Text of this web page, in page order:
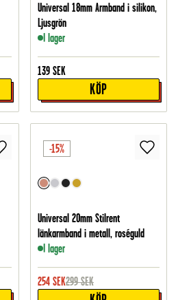
Universal 18mm Armband i silikon,
Ljusgrön
I lager
139 SEK
KÖP
-15%
Universal 20mm Stilrent
länkarmband i metall, roséguld
I lager
254 SEK299 SEK